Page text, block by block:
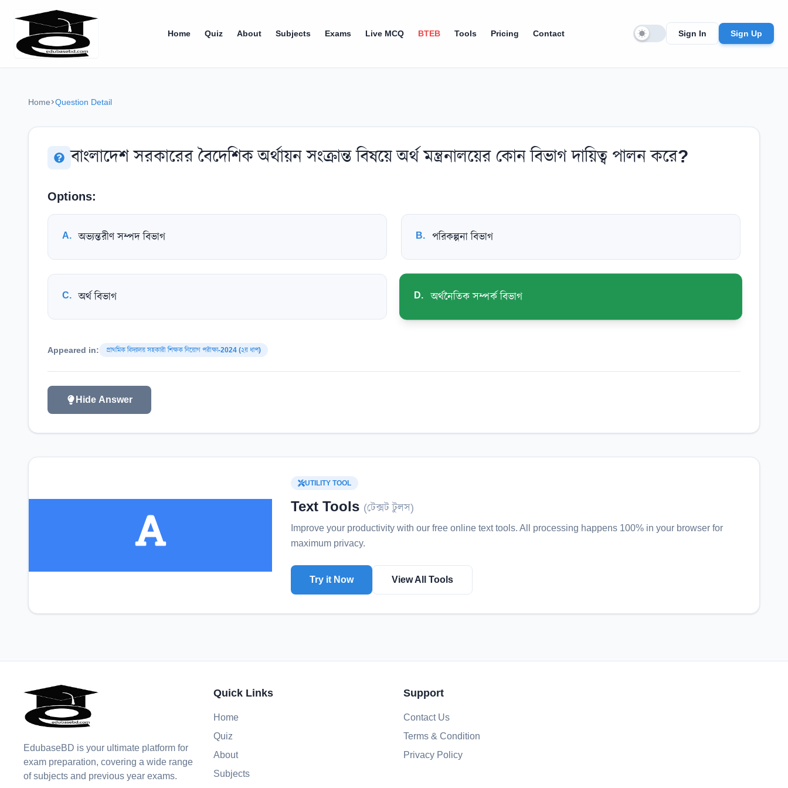
Home Quiz About Subjects Exams Live MCQ BTEB Tools Pricing Contact Sign In Sign Up
Home Question Detail
বাংলাদেশ সরকারের বৈদেশিক অর্থায়ন সংক্রান্ত বিষয়ে অর্থ মন্ত্রনালয়ের কোন বিভাগ দায়িত্ব পালন করে?
Options:
A. অভ্যন্তরীণ সম্পদ বিভাগ B. পরিকল্পনা বিভাগ
C. অর্থ বিভাগ D. অর্থনৈতিক সম্পর্ক বিভাগ
Appeared in: প্রাথমিক বিদ্যালয় সহকারী শিক্ষক নিয়োগ পরীক্ষা-2024 (২য় ধাপ)
Hide Answer
UTILITY TOOL
Text Tools (টেক্সট টুলস)
Improve your productivity with our free onlinetext tools. All processing happens 100% in your browser for
maximum privacy.
Try it Now View All Tools
EdubaseBD is your ultimate platform for
exam preparation, covering a wide range
of subjects and previous year exams.
Quick Links
Home
Quiz
About
Subjects
Support
Contact Us
Terms & Condition
Privacy Policy